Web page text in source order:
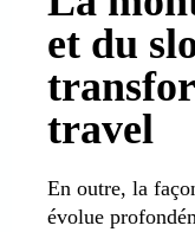
et du
travel
En outre, la
évolue